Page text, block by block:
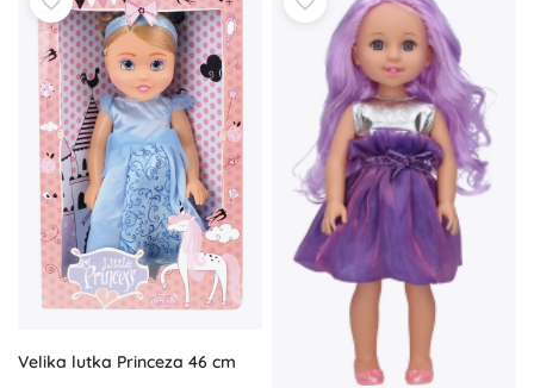
Velika lutka Princeza 46 cm